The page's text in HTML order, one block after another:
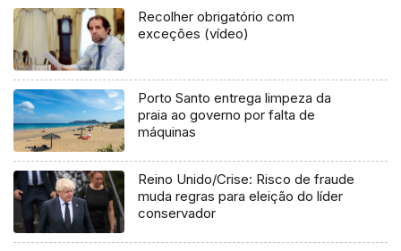
Recolher obrigatório com
exceções (vídeo)
Porto Santo entrega limpeza da
praia ao governo por falta de
máquinas
Reino Unido/Crise: Risco de fraude
muda regras para eleição do líder
conservador